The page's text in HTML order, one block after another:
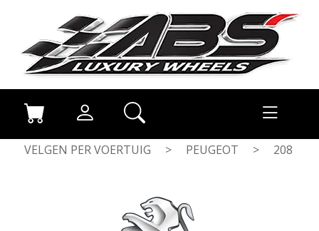
VELGEN PER VOERTUIG > PEUGEOT > 208